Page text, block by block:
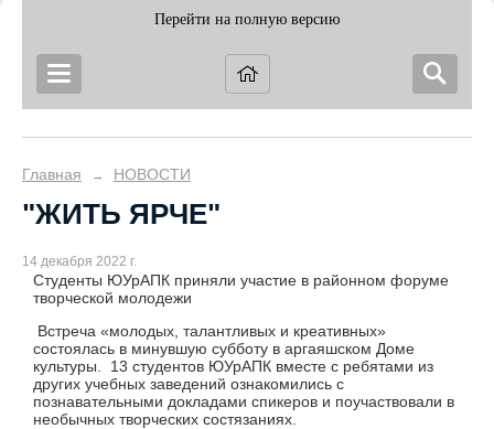
Перейти на полную версию
Главная → НОВОСТИ
"ЖИТЬ ЯРЧЕ"
14 декабря 2022 г.
Студенты ЮУрАПК приняли участие в районном форуме
творческой молодежи
Встреча «молодых, талантливых и креативных»
состоялась в минувшую субботу в аргаяшском Доме
культуры. 13 студентов ЮУрАПК вместе с ребятами из
других учебных заведений ознакомились с
познавательными докладами спикеров и поучаствовали в
необычных творческих состязаниях.